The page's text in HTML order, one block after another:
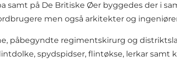
samt på De Britiske Øer byggedes der i
men også arkitekter og
påbegyndte regimentskirurg og
spydspidser, flintøkse, lerkar samt